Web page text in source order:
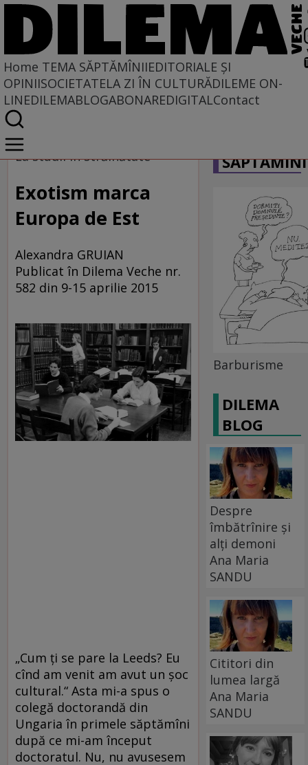
Home TEMA SĂPTĂMÎNIIEDITORIALE ȘI
OPINIISOCIETATELA ZI ÎN CULTURĂDILEME ON-
LINEDILEMABLOGABONAREDIGITALContact
Home
Tema săptămînii
La studii în străinătate
Exotism marca
Europa de Est
Alexandra GRUIAN
Publicat în Dilema Veche nr.
582 din 9-15 aprilie 2015
„Cum ţi se pare la Leeds? Eu
cînd am venit am avut un şoc
cultural.“ Asta mi-a spus o
colegă doctorandă din
Ungaria în primele săptămîni
după ce mi-am început
doctoratul. Nu, nu avusesem
Barburisme
DILEMA
BLOG
Despre
îmbătrînire și
alți demoni
Ana Maria
SANDU
Cititori din
lumea largă
Ana Maria
SANDU